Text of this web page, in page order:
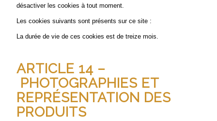
désactiver les cookies à tout moment.
Les cookies suivants sont présents sur ce site :
La durée de vie de ces cookies est de treize mois.
ARTICLE 14 –
PHOTOGRAPHIES ET
REPRÉSENTATION DES
PRODUITS